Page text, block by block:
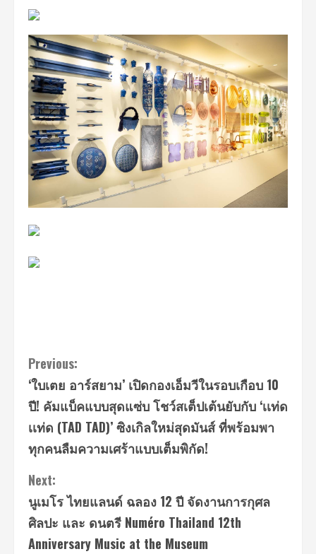
Continue
Reading
Previous:
‘ใบเตย อาร์สยาม’ เปิดกองเอ็มวีในรอบเกือบ 10
ปี! คัมแบ็คแบบสุดแซ่บ โชว์สเต็ปเต้นยับกับ ‘เเท่ด
เเท่ด (TAD TAD)’ ซิงเกิลใหม่สุดมันส์ ที่พร้อมพา
ทุกคนลืมความเศร้าแบบเต็มพิกัด!
Next:
นูเมโร ไทยแลนด์ ฉลอง 12 ปี จัดงานการกุศล
ศิลปะ และ ดนตรี Numéro Thailand 12th
Anniversary Music at the Museum